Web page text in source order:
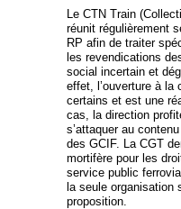
Le CTN Train
réunit régulièrement
RP afin de traiter
les revendications
social incertain et
effet, l’ouverture à la
certains et est une
cas, la direction
s’attaquer au
des GCIF. La CGT
mortifère pour les
service public
la seule organisation
proposition.